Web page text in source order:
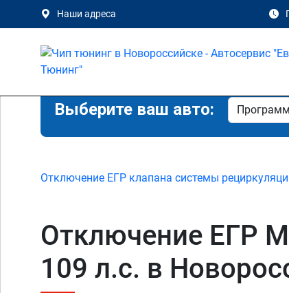
Наши адреса
Выберите ваш авто:
Отключение ЕГР клапана системы
Отключение ЕГР
109 л.с. в